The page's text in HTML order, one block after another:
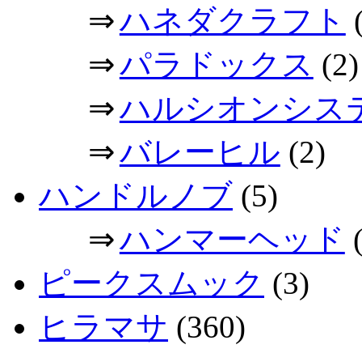
⇒ハネダクラフト
⇒パラドックス (2)
⇒ハルシオンシス
⇒バレーヒル (2)
ハンドルノブ (5)
⇒ハンマーヘッド
ピークスムック (3)
ヒラマサ (360)